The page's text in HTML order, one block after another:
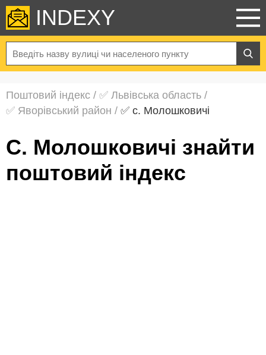
INDEXY
Поштовий індекс / ✅ Львівська область /
✅ Яворівський район / ✅ с. Молошковичі
с. Молошковичі знайти
поштовий індекс